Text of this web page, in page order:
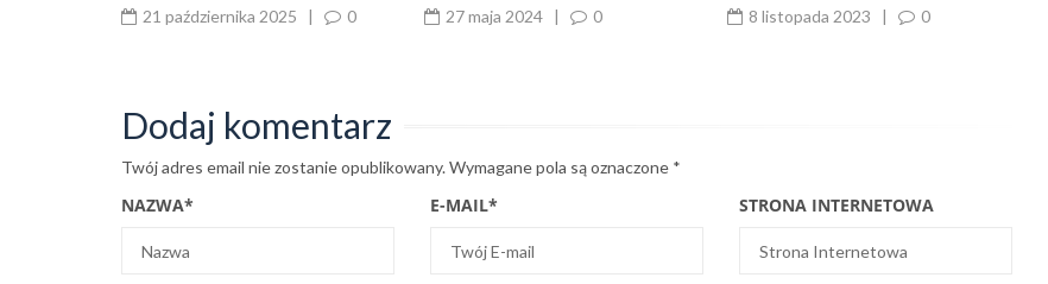
Varta, by służył jak
21 października 2025 | 0 27 maja 2024 | 0
Szybkiego Łącza
8 listopada 2023 | 0
Dodaj komentarz
Twój adres email nie zostanie opublikowany.Wymagane pola są oznaczone *
NAZWA* E-MAIL* STRONA INTERNETOWA